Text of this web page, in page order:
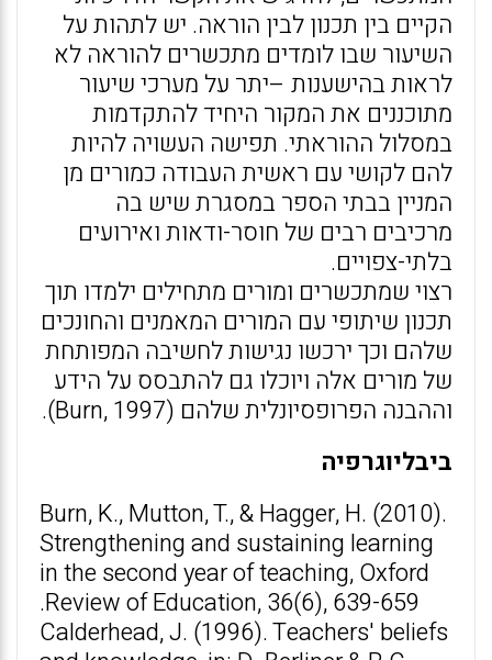
הקיים בין תכנון לבין הוראה. יש לתהות על
השיעור שבו לומדים מתכשרים להוראה לא
לראות בהישענות –יתר על מערכי שיעור
מתוכננים את המקור היחיד להתקדמות
במסלול ההוראתי. תפישה העשויה להיות
להם לקושי עם ראשית העבודה כמורים מן
המניין בבתי הספר במסגרת שיש בה
מרכיבים רבים של חוסר-ודאות ואירועים
בלתי-צפויים.
רצוי שמתכשרים ומורים מתחילים ילמדו תוך
תכנון שיתופי עם המורים המאמנים והחונכים
שלהם וכך ירכשו נגישות לחשיבה המפותחת
של מורים אלה ויוכלו גם להתבסס על הידע
וההבנה הפרופסיונלית שלהם (Burn, 1997).
ביבליוגרפיה
Burn, K., Mutton, T., & Hagger, H. (2010).
Strengthening and sustaining learning
in the second year of teaching, Oxford
Review of Education, 36(6), 639-659.
Calderhead, J. (1996). Teachers' beliefs